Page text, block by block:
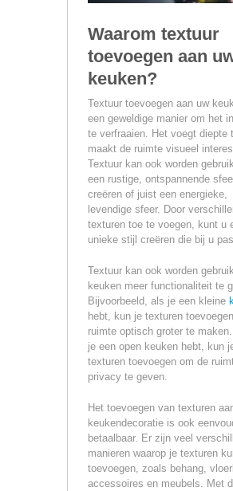
Waarom textuur
toevoegen aan
keuken?
Textuur toevoegen aan uw
een geweldige manier om het
te verfraaien. Het voegt diepte
maakt de ruimte visueel
Textuur kan ook worden
een rustige, ontspannende
creëren of juist een energieke,
levendige sfeer. Door
texturen toe te voegen, kunt u
unieke stijl creëren die bij u
Textuur kan ook worden
keuken meer functionaliteit te
Bijvoorbeeld, als je een kleine
hebt, kun je texturen
ruimte optisch groter te
je een open keuken hebt, kun
texturen toevoegen om de
privacy te geven.
Het toevoegen van texturen
keukendecoratie is ook
betaalbaar. Er zijn veel
manieren waarop je texturen
toevoegen, zoals behang,
accessoires en meubels. Met